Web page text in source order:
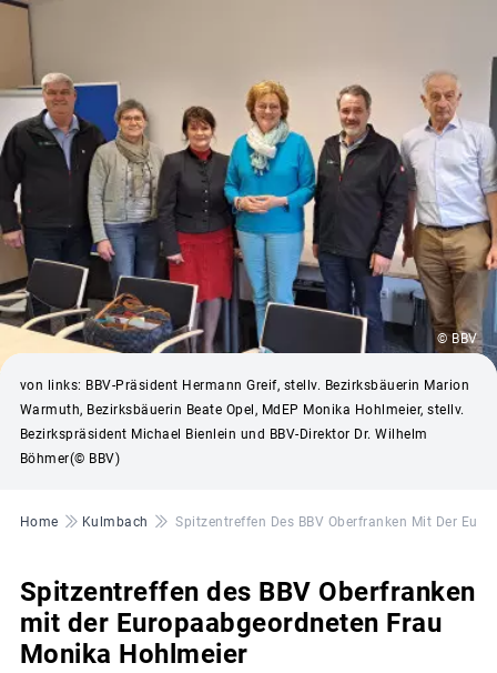
© BBV
von links: BBV-Präsident Hermann Greif, stellv. Bezirksbäuerin Marion
Warmuth, Bezirksbäuerin Beate Opel, MdEP Monika Hohlmeier, stellv.
Bezirkspräsident Michael Bienlein und BBV-Direktor Dr. Wilhelm
Böhmer(© BBV)
Pfadnavigation
Home Kulmbach Spitzentreffen Des BBV Oberfranken Mit Der
Spitzentreffen des BBV Oberfranken
mit der Europaabgeordneten Frau
Monika Hohlmeier